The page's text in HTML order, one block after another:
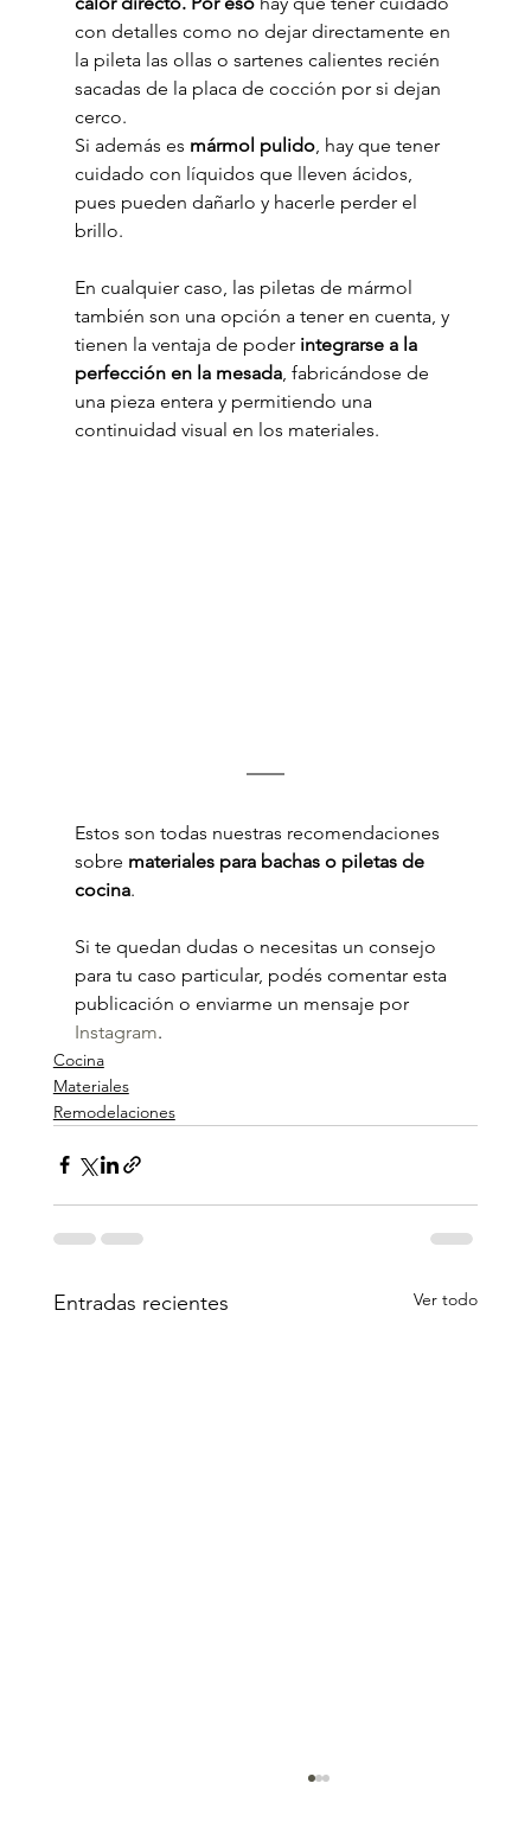
con detalles como no dejar directamente en
la pileta las ollas o sartenes calientes recién
sacadas de la placa de cocción por si dejan
cerco.
Si además es mármol pulido, hay que tener
cuidado con líquidos que lleven ácidos,
pues pueden dañarlo y hacerle perder el
brillo.
En cualquier caso, las piletas de mármol
también son una opción a tener en cuenta, y
tienen la ventaja de poder integrarse a la
perfección en la mesada, fabricándose de
una pieza entera y permitiendo una
continuidad visual en los materiales.
Estos son todas nuestras recomendaciones
sobre materiales para bachas o piletas de
cocina.
Si te quedan dudas o necesitas un consejo
para tu caso particular, podés comentar esta
publicación o enviarme un mensaje por
Instagram.
Cocina
Materiales
Remodelaciones
Entradas recientes Ver todo